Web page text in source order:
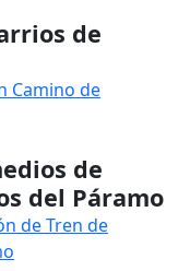
de
Camino de
de
del Páramo
de Tren de